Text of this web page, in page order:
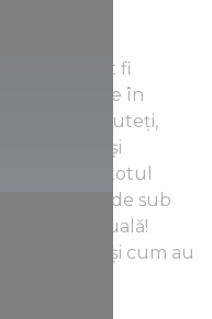
zonei pot fi
ca să urce în
Dar dacă puteți,
și
cu totul
grinzilor de sub
soluție virtuală!
castelului și cum au